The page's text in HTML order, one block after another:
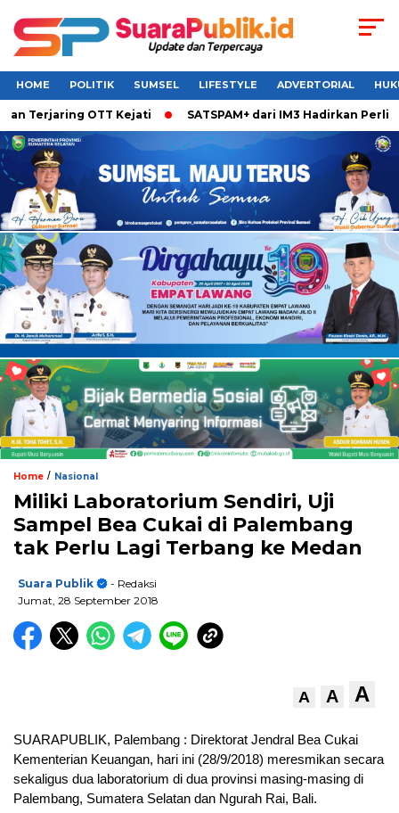
HOME POLITIK SUMSEL LIFESTYLE ADVERTORIAL
OTT Kejati SATSPAM+ dari IM3 Hadirkan
Home / Nasional
Miliki Laboratorium Sendiri, Uji
Sampel Bea Cukai di Palembang
tak Perlu Lagi Terbang ke Medan
Suara Publik
- Redaksi
Jumat, 28 September 2018
A A A
SUARAPUBLIK, Palembang : Direktorat Jendral Bea Cukai
Kementerian Keuangan, hari ini (28/9/2018) meresmikan secara
sekaligus dua laboratorium di dua provinsi masing-masing di
Palembang, Sumatera Selatan dan Ngurah Rai, Bali.